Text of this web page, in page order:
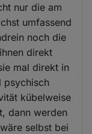
nur die am
umfassend
noch die
direkt
mal direkt in
psychisch
kübelweise
dann werden
selbst bei